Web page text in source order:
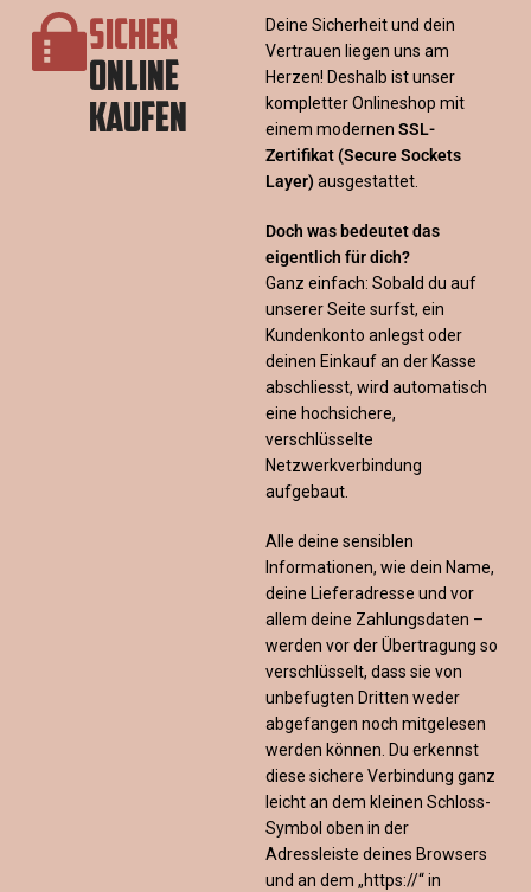
SICHER
ONLINE
KAUFEN
Deine Sicherheit und dein
Vertrauen liegen uns am
Herzen! Deshalb ist unser
kompletter Onlineshop mit
einem modernen SSL-
Zertifikat (Secure Sockets
Layer) ausgestattet.
Doch was bedeutet das
eigentlich für dich?
Ganz einfach: Sobald du auf
unserer Seite surfst, ein
Kundenkonto anlegst oder
deinen Einkauf an der Kasse
abschliesst, wird automatisch
eine hochsichere,
verschlüsselte
Netzwerkverbindung
aufgebaut.
Alle deine sensiblen
Informationen, wie dein Name,
deine Lieferadresse und vor
allem deine Zahlungsdaten –
werden vor der Übertragung so
verschlüsselt, dass sie von
unbefugten Dritten weder
abgefangen noch mitgelesen
werden können. Du erkennst
diese sichere Verbindung ganz
leicht an dem kleinen Schloss-
Symbol oben in der
Adressleiste deines Browsers
und an dem „https://“ in